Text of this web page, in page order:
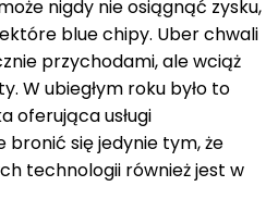
nigdy nie osiągnąć zysku,
blue chipy. Uber chwali
przychodami, ale wciąż
W ubiegłym roku było to
oferująca usługi
się jedynie tym, że
technologii również jest w